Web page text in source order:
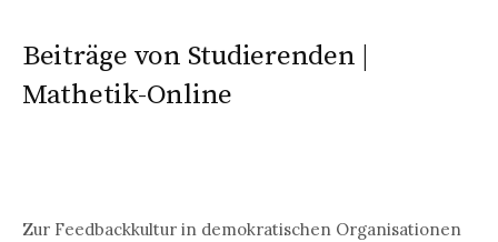
Beiträge von Studierenden |
Mathetik-Online
Zur Feedbackkultur in demokratischen Organisationen